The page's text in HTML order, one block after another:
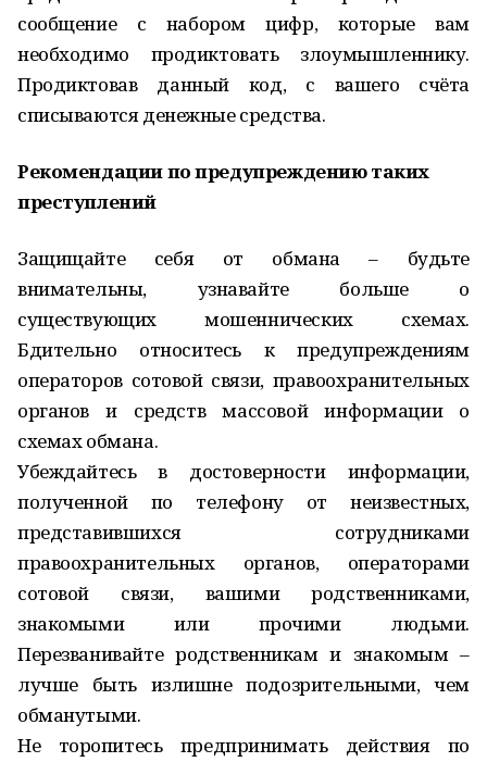
сообщение с набором цифр, которые вам
необходимо продиктовать злоумышленнику.
Продиктовав данный код, с вашего счёта
списываются денежные средства.
Рекомендации по предупреждению таких
преступлений
Защищайте себя от обмана – будьте
внимательны, узнавайте больше о
существующих мошеннических схемах.
Бдительно относитесь к предупреждениям
операторов сотовой связи, правоохранительных
органов и средств массовой информации о
схемах обмана.
Убеждайтесь в достоверности информации,
полученной по телефону от неизвестных,
представившихся сотрудниками
правоохранительных органов, операторами
сотовой связи, вашими родственниками,
знакомыми или прочими людьми.
Перезванивайте родственникам и знакомым –
лучше быть излишне подозрительными, чем
обманутыми.
Не торопитесь предпринимать действия по